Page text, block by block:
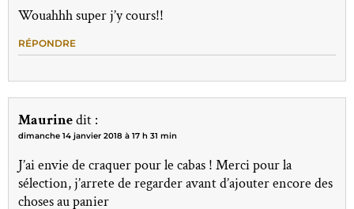
Wouahhh super j’y cours!!
RÉPONDRE
Maurinedit :
dimanche 14 janvier 2018 à 17 h 31 min
J’ai envie de craquer pour le cabas ! Merci pour la
sélection, j’arrete de regarder avant d’ajouter encore des
choses au panier